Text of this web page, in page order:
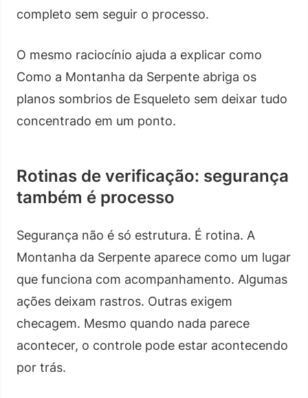
completo sem seguir o processo.
O mesmo raciocínio ajuda a explicar como
Como a Montanha da Serpente abriga os
planos sombrios de Esqueleto sem deixar tudo
concentrado em um ponto.
Rotinas de verificação: segurança
também é processo
Segurança não é só estrutura. É rotina. A
Montanha da Serpente aparece como um lugar
que funciona com acompanhamento. Algumas
ações deixam rastros. Outras exigem
checagem. Mesmo quando nada parece
acontecer, o controle pode estar acontecendo
por trás.